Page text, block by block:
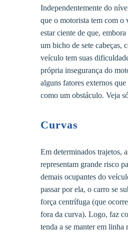
Independentemente do
que o motorista tem com o
estar ciente de que,
um bicho de sete cabeças,
veículo tem suas
própria insegurança do
alguns fatores externos
como um obstáculo. Veja
Curvas
Em determinados trajetos,
representam grande risco
demais ocupantes do
passar por ela, o carro se
força centrífuga (que
fora da curva). Logo, faz
tenda a se manter em linha